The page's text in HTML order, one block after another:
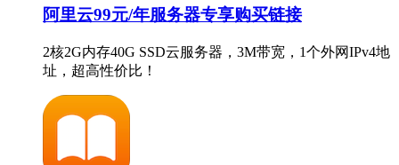
阿里云99元/年服务器专享购买链接
2核2G内存40G SSD云服务器，3M带宽，1个外网IPv4地
址，超高性价比！